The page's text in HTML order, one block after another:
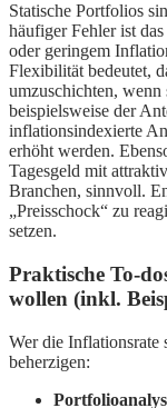
Statische Portfolios
häufiger Fehler ist
oder geringem
Flexibilität bedeutet,
umzuschichten,
beispielsweise der
inflationsindexierte
erhöht werden.
Tagesgeld mit
Branchen, sinnvoll.
„Preisschock“ zu
setzen.
Praktische To-
wollen (inkl.
Wer die Inflationsrate
beherzigen: